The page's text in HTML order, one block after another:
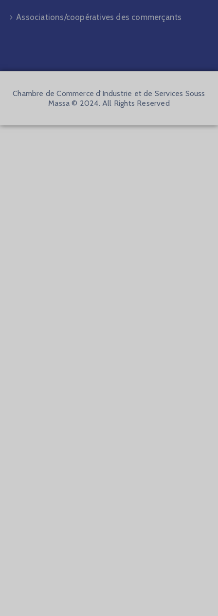
Associations/coopératives des commerçants
Chambre de Commerce d'Industrie et de Services Souss
Massa © 2024. All Rights Reserved